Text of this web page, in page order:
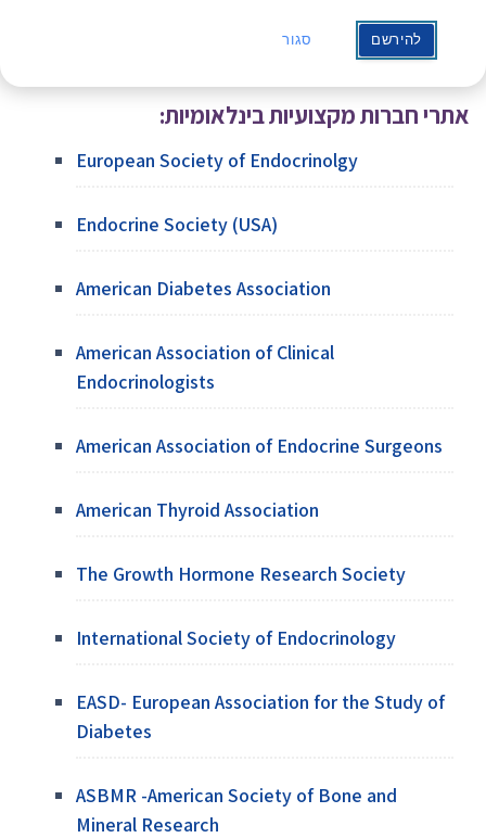
החברה הישראלית ליתר לחץ דם
אתרי חברות מקצועיות בינלאומיות:
European Society of Endocrinolgy
Endocrine Society (USA)
American Diabetes Association
American Association of Clinical
Endocrinologists
American Association of Endocrine Surgeons
American Thyroid Association
The Growth Hormone Research Society
International Society of Endocrinology
EASD- European Association for the Study of
Diabetes
ASBMR -American Society of Bone and
Mineral Research
להירשם סגור